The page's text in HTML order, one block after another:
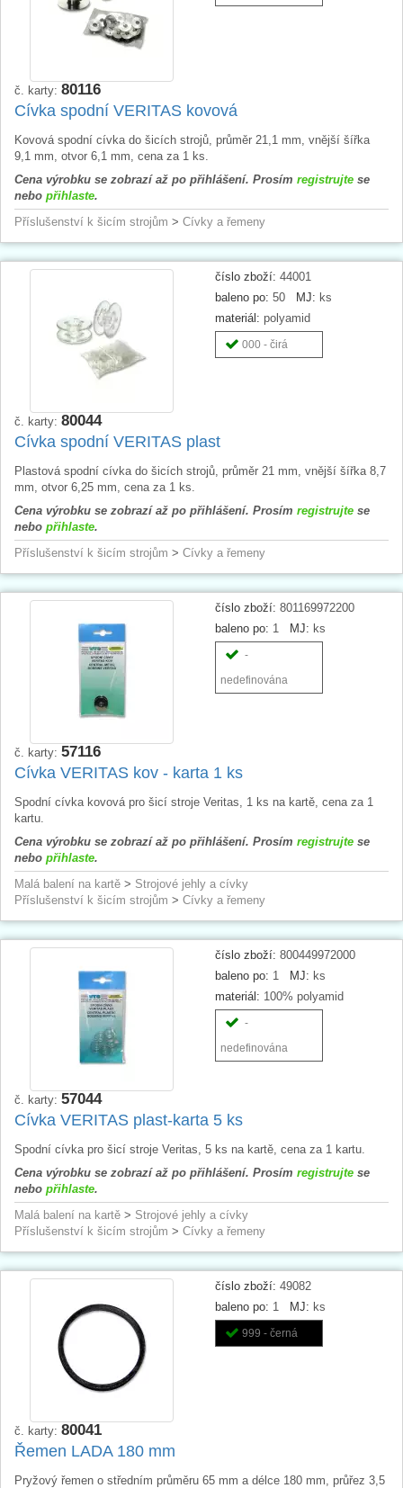
č. karty: 80116
Cívka spodní VERITAS kovová
Kovová spodní cívka do šicích strojů, průměr 21,1 mm, vnější šířka
9,1 mm, otvor 6,1 mm, cena za 1 ks.
Cena výrobku se zobrazí až po přihlášení. Prosím registrujte se
nebo přihlaste.
Příslušenství k šicím strojům > Cívky a řemeny
číslo zboží: 44001
baleno po: 50 MJ: ks
materiál: polyamid
000 - čirá
č. karty: 80044
Cívka spodní VERITAS plast
Plastová spodní cívka do šicích strojů, průměr 21 mm, vnější šířka 8,7
mm, otvor 6,25 mm, cena za 1 ks.
Cena výrobku se zobrazí až po přihlášení. Prosím registrujte se
nebo přihlaste.
Příslušenství k šicím strojům > Cívky a řemeny
číslo zboží: 801169972200
baleno po: 1 MJ: ks
-
nedefinována
č. karty: 57116
Cívka VERITAS kov - karta 1 ks
Spodní cívka kovová pro šicí stroje Veritas, 1 ks na kartě, cena za 1
kartu.
Cena výrobku se zobrazí až po přihlášení. Prosím registrujte se
nebo přihlaste.
Malá balení na kartě > Strojové jehly a cívky
Příslušenství k šicím strojům > Cívky a řemeny
číslo zboží: 800449972000
baleno po: 1 MJ: ks
materiál: 100% polyamid
-
nedefinována
č. karty: 57044
Cívka VERITAS plast-karta 5 ks
Spodní cívka pro šicí stroje Veritas, 5 ks na kartě, cena za 1 kartu.
Cena výrobku se zobrazí až po přihlášení. Prosím registrujte se
nebo přihlaste.
Malá balení na kartě > Strojové jehly a cívky
Příslušenství k šicím strojům > Cívky a řemeny
číslo zboží: 49082
baleno po: 1 MJ: ks
999 - černá
č. karty: 80041
Řemen LADA 180 mm
Pryžový řemen o středním průměru 65 mm a délce 180 mm, průřez 3,5